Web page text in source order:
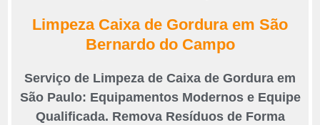
Limpeza Caixa de Gordura em São
Bernardo do Campo
Serviço de Limpeza de Caixa de Gordura em
São Paulo: Equipamentos Modernos e Equipe
Qualificada. Remova Resíduos de Forma